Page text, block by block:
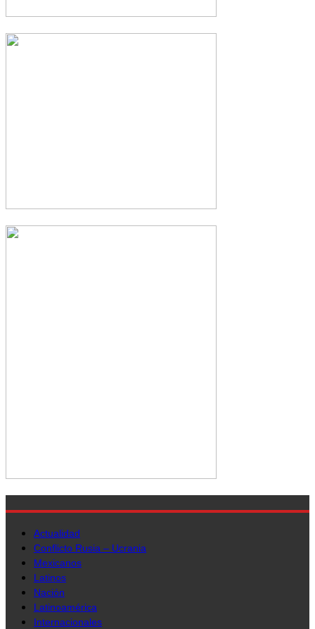
Actualidad
Conflicto Rusia – Ucrania
Mexicanos
Latinos
Nación
Latinoamérica
Internacionales